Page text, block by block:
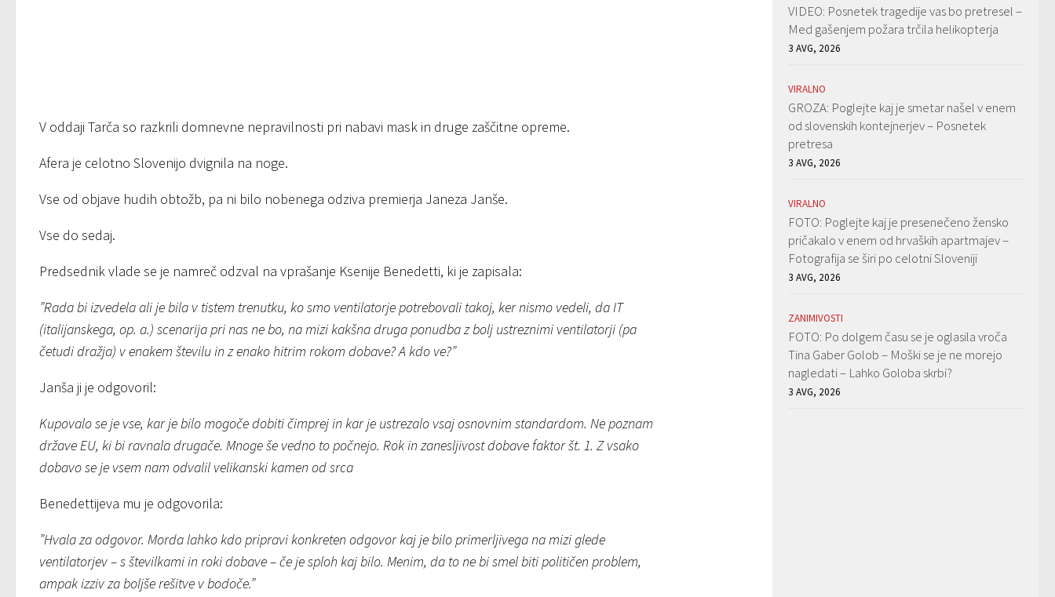
V oddaji Tarča so razkrili domnevne nepravilnosti pri nabavi mask in druge zaščitne opreme.
Afera je celotno Slovenijo dvignila na noge.
Vse od objave hudih obtožb, pa ni bilo nobenega odziva premierja Janeza Janše.
Vse do sedaj.
Predsednik vlade se je namreč odzval na vprašanje Ksenije Benedetti, ki je zapisala:
”Rada bi izvedela ali je bila v tistem trenutku, ko smo ventilatorje potrebovali takoj, ker nismo vedeli, da IT
(italijanskega, op. a.) scenarija pri nas ne bo, na mizi kakšna druga ponudba z bolj ustreznimi ventilatorji (pa
četudi dražja) v enakem številu in z enako hitrim rokom dobave? A kdo ve?”
Janša ji je odgovoril:
Kupovalo se je vse, kar je bilo mogoče dobiti čimprej in kar je ustrezalo vsaj osnovnim standardom. Ne poznam
države EU, ki bi ravnala drugače. Mnoge še vedno to počnejo. Rok in zanesljivost dobave faktor št. 1. Z vsako
dobavo se je vsem nam odvalil velikanski kamen od srca
Benedettijeva mu je odgovorila:
”Hvala za odgovor. Morda lahko kdo pripravi konkreten odgovor kaj je bilo primerljivega na mizi glede
ventilatorjev – s številkami in roki dobave – če je sploh kaj bilo. Menim, da to ne bi smel biti političen problem,
ampak izziv za boljše rešitve v bodoče.”
VIDEO: Posnetek tragedije vas bo pretresel –
Med gašenjem požara trčila helikopterja
3 AVG, 2026
VIRALNO
GROZA: Poglejte kaj je smetar našel v enem
od slovenskih kontejnerjev – Posnetek
pretresa
3 AVG, 2026
VIRALNO
FOTO: Poglejte kaj je presenečeno žensko
pričakalo v enem od hrvaških apartmajev –
Fotografija se širi po celotni Sloveniji
3 AVG, 2026
ZANIMIVOSTI
FOTO: Po dolgem času se je oglasila vroča
Tina Gaber Golob – Moški se je ne morejo
nagledati – Lahko Goloba skrbi?
3 AVG, 2026